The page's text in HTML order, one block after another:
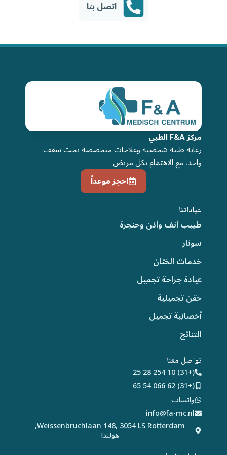
اتصل بنا
مركز F&A الطبي
رعاية طبية شخصية وعلاجات متخصصة تحت سقف
واحد، مع الاهتمام بكل مريض.
احجز موعداً
عياداتنا
طبيب أنف وأذن وحنجرة
سونار
خدمات الختان
عيادة جراحة تجميل
حقن تجميلية
أخصائية تجميل
النتائج
تواصل معنا
(+31) 10 254 28 25
(+31) 62 066 54 65
واتساب
info@fa-mc.nl
Weissenbruchlaan 148, 3054 LS Rotterdam,
هولندا